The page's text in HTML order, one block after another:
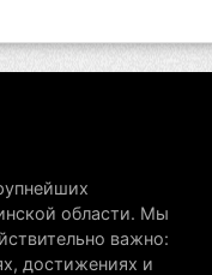
области. Мы
важно:
достижениях и